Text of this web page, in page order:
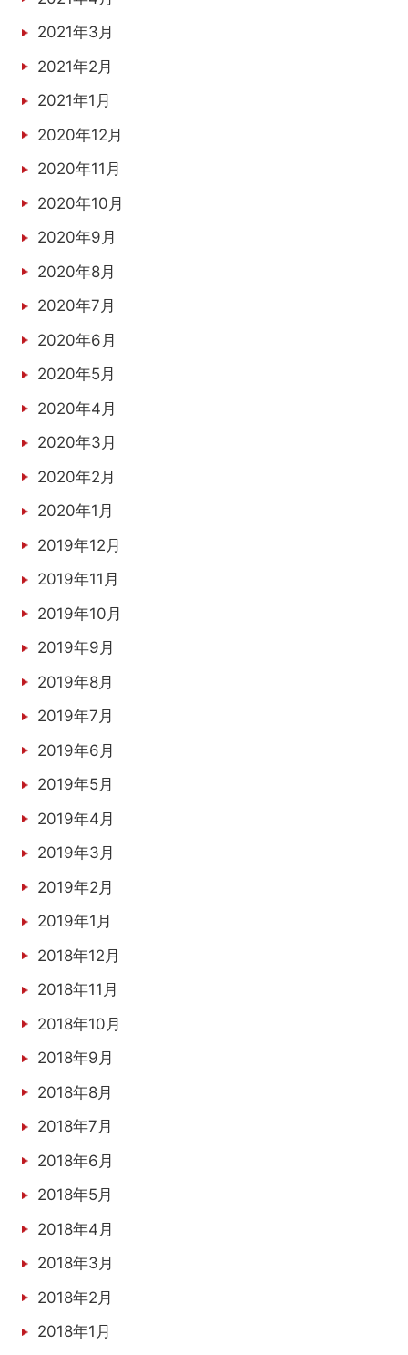
2021年3月
2021年2月
2021年1月
2020年12月
2020年11月
2020年10月
2020年9月
2020年8月
2020年7月
2020年6月
2020年5月
2020年4月
2020年3月
2020年2月
2020年1月
2019年12月
2019年11月
2019年10月
2019年9月
2019年8月
2019年7月
2019年6月
2019年5月
2019年4月
2019年3月
2019年2月
2019年1月
2018年12月
2018年11月
2018年10月
2018年9月
2018年8月
2018年7月
2018年6月
2018年5月
2018年4月
2018年3月
2018年2月
2018年1月